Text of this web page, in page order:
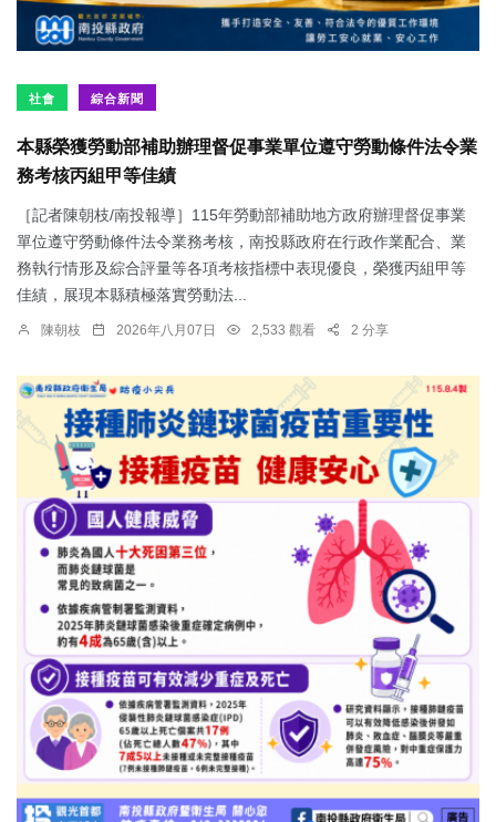
社會 綜合新聞
本縣榮獲勞動部補助辦理督促事業單位遵守勞動條件法令業
務考核丙組甲等佳績
［記者陳朝枝/南投報導］115年勞動部補助地方政府辦理督促事業
單位遵守勞動條件法令業務考核，南投縣政府在行政作業配合、業
務執行情形及綜合評量等各項考核指標中表現優良，榮獲丙組甲等
佳績，展現本縣積極落實勞動法...
陳朝枝 2026年八月07日 2,533 觀看 2 分享